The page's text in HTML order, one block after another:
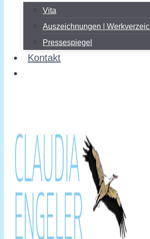
Vita
Auszeichnungen |
Pressespiegel
Kontakt